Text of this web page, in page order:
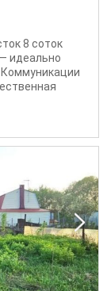
8 соток
идеально